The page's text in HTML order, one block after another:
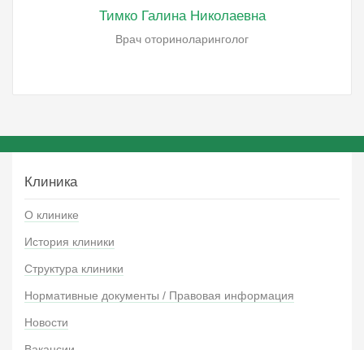
Тимко Галина Николаевна
Врач оториноларинголог
Клиника
О клинике
История клиники
Структура клиники
Нормативные документы / Правовая информация
Новости